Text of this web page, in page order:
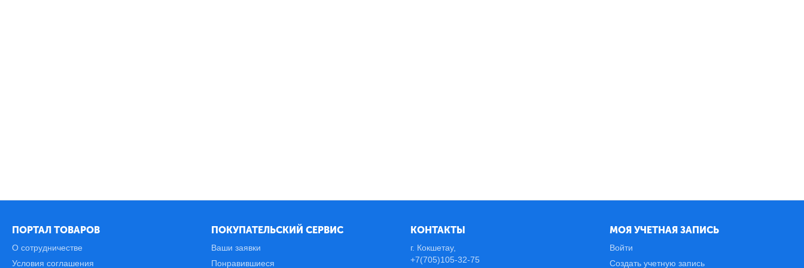
ПОРТАЛ ТОВАРОВ
О сотрудничестве
Условия соглашения
ПОКУПАТЕЛЬСКИЙ СЕРВИС
Ваши заявки
Понравившиеся
КОНТАКТЫ
г. Кокшетау,
+7(705)105-32-75
МОЯ УЧЕТНАЯ ЗАПИСЬ
Войти
Создать учетную запись